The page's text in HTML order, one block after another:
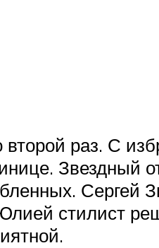
раз. С
Звездный
Сергей
стилист